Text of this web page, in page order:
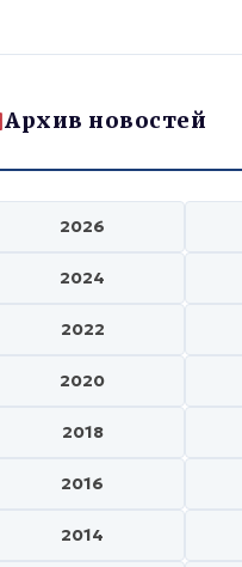
Архив новостей
2026
2024
2022
2020
2018
2016
2014